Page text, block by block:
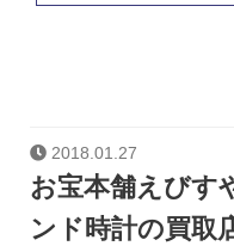
2018.01.27
お宝本舗えびす
ンド時計の買取